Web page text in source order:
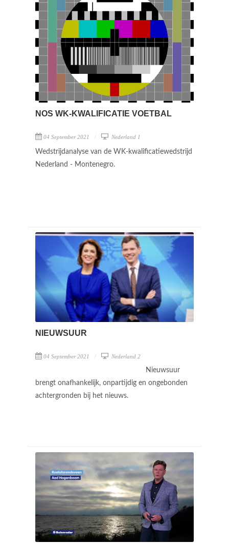
NOS WK-KWALIFICATIE VOETBAL
04 September 2021 Nederland 1
Wedstrijdanalyse van de WK-kwalificatiewedstrijd
Nederland - Montenegro.
NIEUWSUUR
04 September 2021 Nederland 2
Nieuwsuur
brengt onafhankelijk, onpartijdig en ongebonden
achtergronden bij het nieuws.